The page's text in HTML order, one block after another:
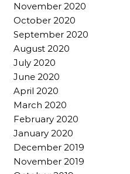
November 2020
October 2020
September 2020
August 2020
July 2020
June 2020
April 2020
March 2020
February 2020
January 2020
December 2019
November 2019